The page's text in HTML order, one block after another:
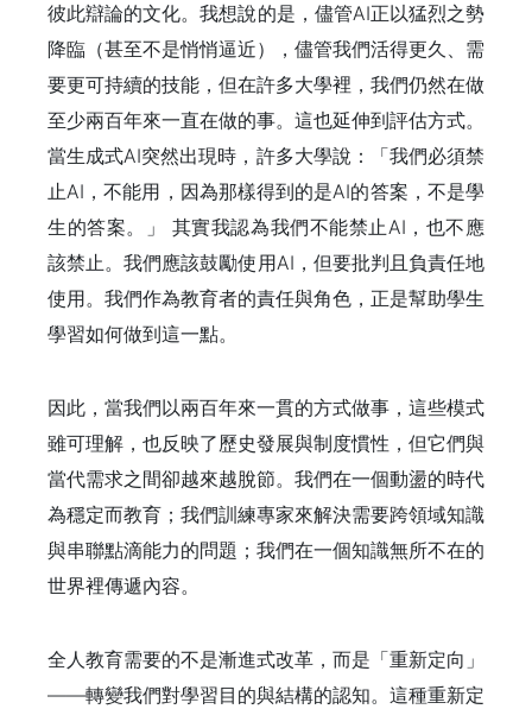
彼此辯論的文化。我想說的是，儘管AI正以猛烈之勢
降臨（甚至不是悄悄逼近），儘管我們活得更久、需
要更可持續的技能，但在許多大學裡，我們仍然在做
至少兩百年來一直在做的事。這也延伸到評估方式。
當生成式AI突然出現時，許多大學說：「我們必須禁
止AI，不能用，因為那樣得到的是AI的答案，不是學
生的答案。」 其實我認為我們不能禁止AI，也不應
該禁止。我們應該鼓勵使用AI，但要批判且負責任地
使用。我們作為教育者的責任與角色，正是幫助學生
學習如何做到這一點。
因此，當我們以兩百年來一貫的方式做事，這些模式
雖可理解，也反映了歷史發展與制度慣性，但它們與
當代需求之間卻越來越脫節。我們在一個動盪的時代
為穩定而教育；我們訓練專家來解決需要跨領域知識
與串聯點滴能力的問題；我們在一個知識無所不在的
世界裡傳遞內容。
全人教育需要的不是漸進式改革，而是「重新定向」
——轉變我們對學習目的與結構的認知。這種重新定